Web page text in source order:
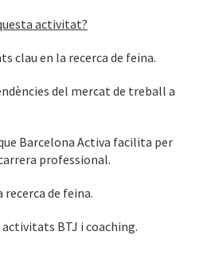
activitat?
clau en la recerca de feina.
del mercat de treball a
Barcelona Activa facilita per
professional.
recerca de feina.
BTJ i coaching.